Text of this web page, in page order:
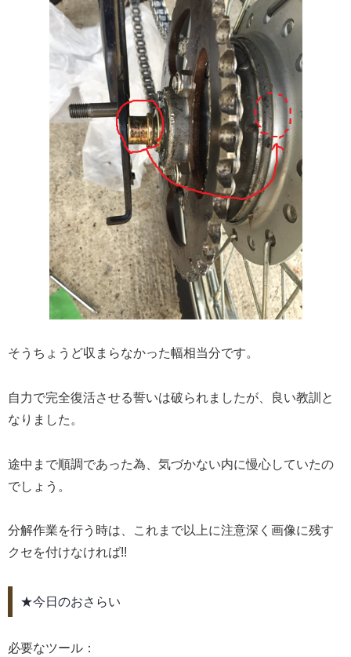
そうちょうど収まらなかった幅相当分です。
自力で完全復活させる誓いは破られましたが、良い教訓と
なりました。
途中まで順調であった為、気づかない内に慢心していたの
でしょう。
分解作業を行う時は、これまで以上に注意深く画像に残す
クセを付けなければ!!
★今日のおさらい
必要なツール：